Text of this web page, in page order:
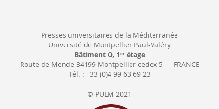
Presses universitaires de la Méditerranée
Université de Montpellier Paul-Valéry
Bâtiment O, 1 erétage
Route de Mende 34199 Montpellier cedex 5 — FRANCE
Tél. : +33 (0)4 99 63 69 23
© PULM 2021